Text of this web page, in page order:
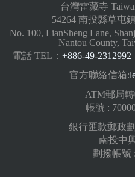
台灣雷藏寺
54264 南投縣草屯
No. 100, LianSheng Lane,
Nantou County,
電話 TEL： +886-49-2312992
官方聯絡信箱:
ATM郵局
帳號 :
銀行匯款郵政
南投中
劃撥帳號